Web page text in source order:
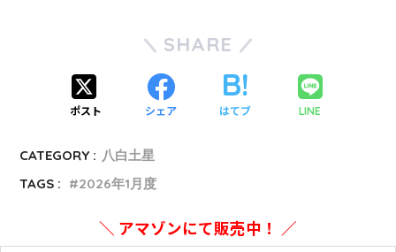
SHARE
ポスト シェア はてブ LINE
CATEGORY : 八白土星
TAGS :
2026年1月度
＼ アマゾンにて販売中！ ／